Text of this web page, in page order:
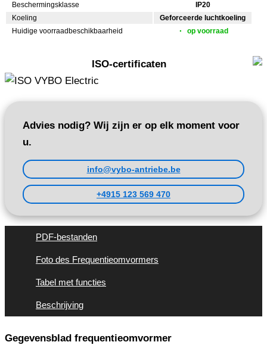
Beschermingsklasse
IP20
Koeling
Geforceerde luchtkoeling
Huidige voorraadbeschikbaarheid
op voorraad
ISO-certificaten
Advies nodig? Wij zijn er op elk moment voor
u.
info@vybo-antriebe.be
+4915 123 569 470
PDF-bestanden
Foto des Frequentieomvormers
Tabel met functies
Beschrijving
Gegevensblad frequentieomvormer